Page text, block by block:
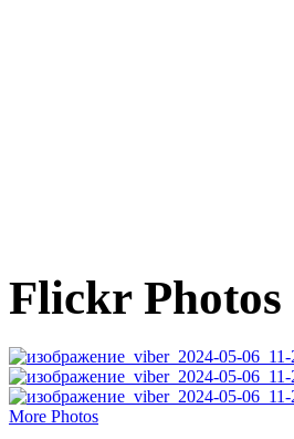
Flickr Photos
More Photos